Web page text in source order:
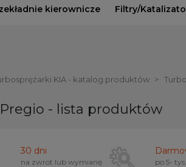
kierownicze Filtry/
KIA - katalog produktów
- lista produktów
30 dni
na zwrot lub wymianę po 5-